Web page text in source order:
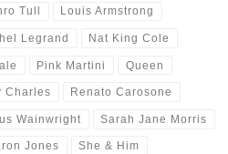
Tull Louis Armstrong
Legrand Nat King Cole
Pink Martini Queen
Charles Renato Carosone
Wainwright Sarah Jane Morris
Jones She & Him